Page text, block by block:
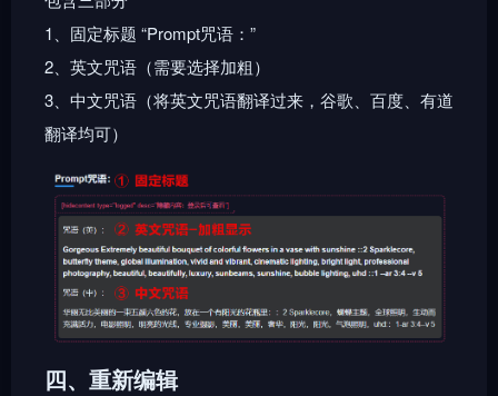
1、固定标题 “Prompt咒语：”
2、英文咒语（需要选择加粗）
3、中文咒语（将英文咒语翻译过来，谷歌、百度、有道
翻译均可）
四、重新编辑